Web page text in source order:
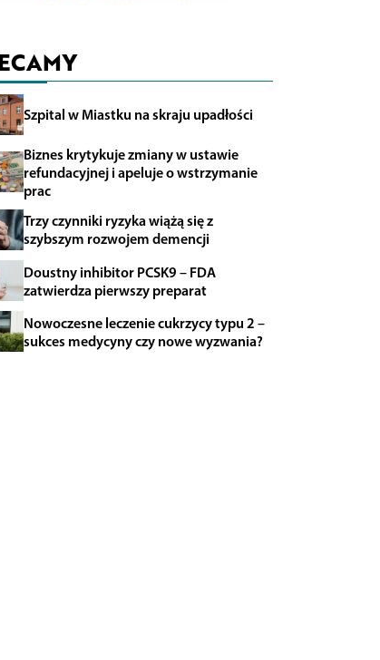
Szpital w Miastku na skraju upadłości
Biznes krytykuje zmiany w ustawie
refundacyjnej i apeluje o wstrzymanie
prac
Trzy czynniki ryzyka wiążą się z
szybszym rozwojem demencji
Doustny inhibitor PCSK9 – FDA
zatwierdza pierwszy preparat
Nowoczesne leczenie cukrzycy typu 2 –
sukces medycyny czy nowe wyzwania?